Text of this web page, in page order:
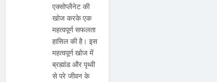
एक्सोप्लैनेट की
खोज करके एक
महत्वपूर्ण सफलता
हासिल की है। इस
महत्वपूर्ण खोज में
ब्रह्मांड और पृथ्वी
से परे जीवन के